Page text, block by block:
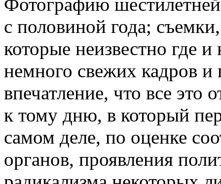
с половиной года;
которые неизвестно где
немного свежих кадров и
впечатление, что все
к тому дню, в который
самом деле, по оценке
органов, проявления